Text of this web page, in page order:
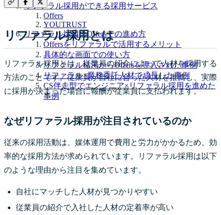
リファラル採用ができる採用サービス
Offers
YOUTRUST
リファラル採用のOffersでの進め方
Offersをリファラルで活用するメリット
具体的な画面での使い方
リファラル枯渇からOffersを導入された事例
リファラル×業務委託人材で成長した事例
CS伴走型でエンジニア×リファラル採用を進めた
事例
リファラル採用とは
リファラル採用とは、従業員の紹介によって人材を採用する
方法のことです。従業員が自社に合った人材を推薦し、実際
に採用が決まった場合に報酬が従業員に支払われます。
なぜリファラル採用が注目されているのか
従来の採用活動は、媒体運用で費用と労力がかかるため、効
率的な採用方法が求められています。リファラル採用は以下
のような理由から注目を集めています。
自社にマッチした人材が見つかりやすい
従業員の紹介で入社した人材の定着率が高い